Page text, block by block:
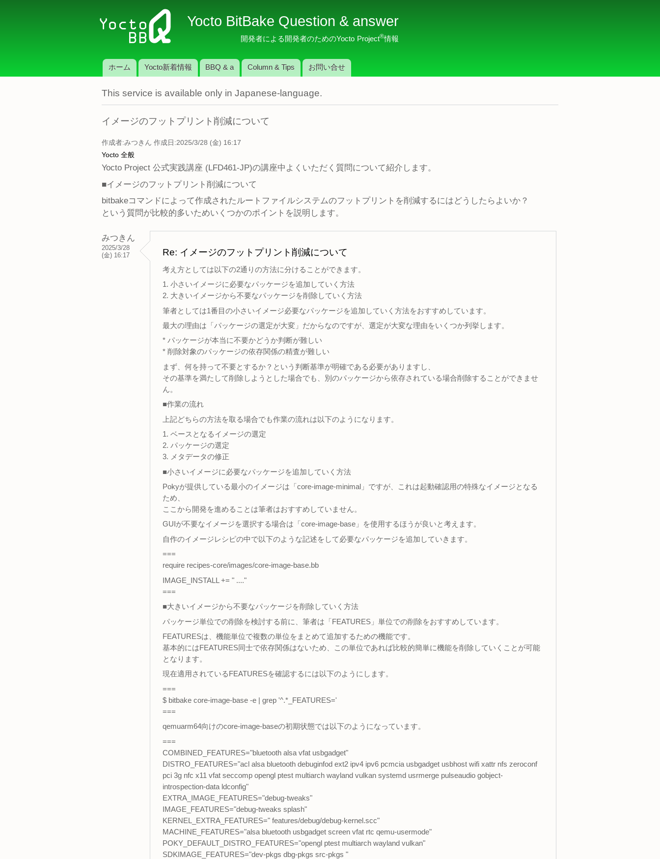
イ
コ
テ
ツ
に
Yocto BitBake Question & answer
開発者による開発者のためのYocto Project®情報
メインメニュー
ホーム Yocto新着情報 BBQ & a Column & Tips お問い合せ
This service is available only in Japanese-language.
イメージのフットプリント削減について
作成者:みつきん 作成日:2025/3/28 (金) 16:17
Yocto 全般
Yocto Project 公式実践講座 (LFD461-JP)の講座中よくいただく質問について紹介します。
■イメージのフットプリント削減について
bitbakeコマンドによって作成されたルートファイルシステムのフットプリントを削減するにはどうしたらよいか？
という質問が比較的多いためいくつかのポイントを説明します。
みつきん
2025/3/28
(金) 16:17
Re: イメージのフットプリント削減について
考え方としては以下の2通りの方法に分けることができます。
1. 小さいイメージに必要なパッケージを追加していく方法
2. 大きいイメージから不要なパッケージを削除していく方法
筆者としては1番目の小さいイメージ必要なパッケージを追加していく方法をおすすめしています。
最大の理由は「パッケージの選定が大変」だからなのですが、選定が大変な理由をいくつか列挙します。
* パッケージが本当に不要かどうか判断が難しい
* 削除対象のパッケージの依存関係の精査が難しい
まず、何を持って不要とするか？という判断基準が明確である必要がありますし、
その基準を満たして削除しようとした場合でも、別のパッケージから依存されている場合削除することができませ
ん。
■作業の流れ
上記どちらの方法を取る場合でも作業の流れは以下のようになります。
1. ベースとなるイメージの選定
2. パッケージの選定
3. メタデータの修正
■小さいイメージに必要なパッケージを追加していく方法
Pokyが提供している最小のイメージは「core-image-minimal」ですが、これは起動確認用の特殊なイメージとなる
ため、
ここから開発を進めることは筆者はおすすめしていません。
GUIが不要なイメージを選択する場合は「core-image-base」を使用するほうが良いと考えます。
自作のイメージレシピの中で以下のような記述をして必要なパッケージを追加していきます。
===
require recipes-core/images/core-image-base.bb
IMAGE_INSTALL += " ...."
===
■大きいイメージから不要なパッケージを削除していく方法
パッケージ単位での削除を検討する前に、筆者は「FEATURES」単位での削除をおすすめしています。
FEATURESは、機能単位で複数の単位をまとめて追加するための機能です。
基本的にはFEATURES同士で依存関係はないため、この単位であれば比較的簡単に機能を削除していくことが可能
となります。
現在適用されているFEATURESを確認するには以下のようにします。
===
$ bitbake core-image-base -e | grep '^.*_FEATURES='
===
qemuarm64向けのcore-image-baseの初期状態では以下のようになっています。
===
COMBINED_FEATURES="bluetooth alsa vfat usbgadget"
DISTRO_FEATURES="acl alsa bluetooth debuginfod ext2 ipv4 ipv6 pcmcia usbgadget usbhost wifi xattr nfs zeroconf
pci 3g nfc x11 vfat seccomp opengl ptest multiarch wayland vulkan systemd usrmerge pulseaudio gobject-
introspection-data ldconfig"
EXTRA_IMAGE_FEATURES="debug-tweaks"
IMAGE_FEATURES="debug-tweaks splash"
KERNEL_EXTRA_FEATURES=" features/debug/debug-kernel.scc"
MACHINE_FEATURES="alsa bluetooth usbgadget screen vfat rtc qemu-usermode"
POKY_DEFAULT_DISTRO_FEATURES="opengl ptest multiarch wayland vulkan"
SDKIMAGE_FEATURES="dev-pkgs dbg-pkgs src-pkgs "